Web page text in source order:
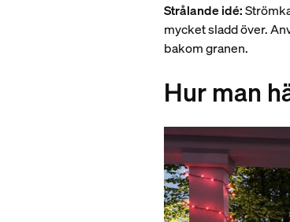
Strålande idé:
mycket sladd över.
bakom granen.
Hur man